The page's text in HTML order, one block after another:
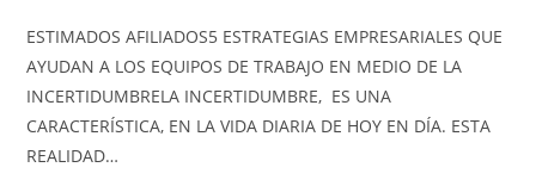
ESTIMADOS AFILIADOS5 ESTRATEGIAS EMPRESARIALES QUE
AYUDAN A LOS EQUIPOS DE TRABAJO EN MEDIO DE LA
INCERTIDUMBRELA INCERTIDUMBRE, ES UNA
CARACTERÍSTICA, EN LA VIDA DIARIA DE HOY EN DÍA. ESTA
REALIDAD…